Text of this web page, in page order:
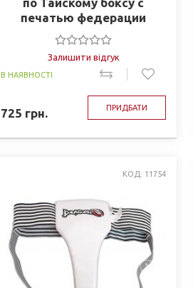
печатью федерации
Украины Dragon DRG-2024
Залишити відгук
В НАЯВНОСТІ
725 грн. ПРИДБАТИ
КОД: 11754